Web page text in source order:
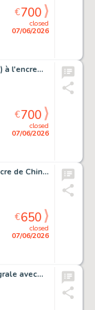
closed
07/06/2026
€700
à l'encre…
closed
07/06/2026
€700
Le Marsupilami, illustration à l'encre de Chine…
closed
07/06/2026
€650
avec…